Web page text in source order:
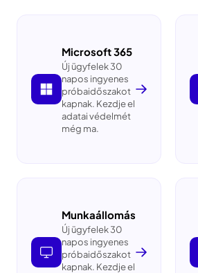
Microsoft 365
Új ügyfelek 30
napos ingyenes
próbaidőszakot
kapnak. Kezdje el
adatai védelmét
még ma.
Munkaállomás
Új ügyfelek 30
napos ingyenes
próbaidőszakot
kapnak. Kezdje el